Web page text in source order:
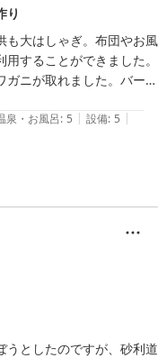
り
も大はしゃぎ。布団やお風
することができました。
ニが取れました。バーベ
なのもありがたかったで
たいです！
泉・お風呂: 5 | 設備: 5 |
うとしたのですが、砂利道